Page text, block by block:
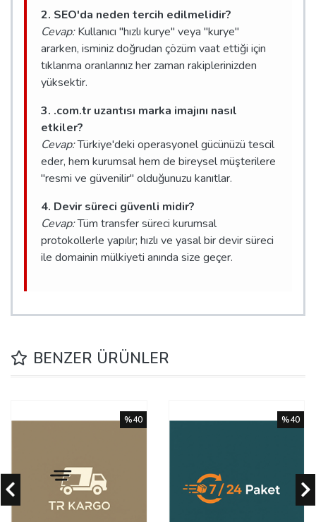
2. SEO'da neden tercih edilmelidir?
Cevap:Kullanıcı "hızlı kurye" veya "kurye"
ararken, isminiz doğrudan çözüm vaat ettiği için
tıklanma oranlarınız her zaman rakiplerinizden
yüksektir.
3. .com.tr uzantısı marka imajını nasıl
etkiler?
Cevap:Türkiye'deki operasyonel gücünüzü tescil
eder, hem kurumsal hem de bireysel müşterilere
"resmi ve güvenilir" olduğunuzu kanıtlar.
4. Devir süreci güvenli midir?
Cevap:Tüm transfer süreci kurumsal
protokollerle yapılır; hızlı ve yasal bir devir süreci
ile domainin mülkiyeti anında size geçer.
BENZER ÜRÜNLER
%40 %40